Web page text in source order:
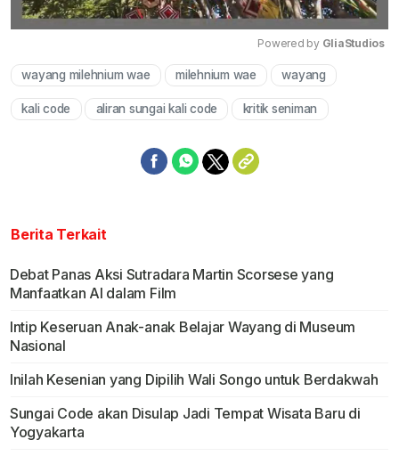
Mute
Powered by GliaStudios
wayang milehnium wae milehnium wae wayang
kali code aliran sungai kali code kritik seniman
Berita Terkait
Debat Panas Aksi Sutradara Martin Scorsese yang
Manfaatkan AI dalam Film
Intip Keseruan Anak-anak Belajar Wayang di Museum
Nasional
Inilah Kesenian yang Dipilih Wali Songo untuk Berdakwah
Sungai Code akan Disulap Jadi Tempat Wisata Baru di
Yogyakarta